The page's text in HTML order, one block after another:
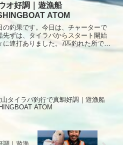
オ好調｜遊漁船
ATOM
の釣果です。今日は、チャーターで
先ずは、タイラバからスタート開始
に連打ありました。7匹釣れた所でポ
ト移動次にテンヤで、太刀魚狙い。
タイラバ釣行で真鯛好調｜遊漁船
ATOM